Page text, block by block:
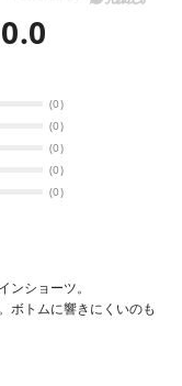
0.0
(0)
(0)
(0)
(0)
(0)
ンショーツ。
ボトムに響きにくいのも